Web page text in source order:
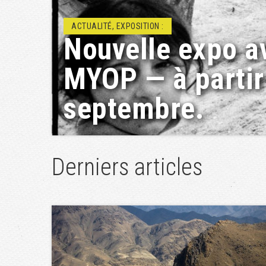
ACTUALITÉ, RENCONTRE/DÉBAT :
Projets
Géopolis
Derniers articles